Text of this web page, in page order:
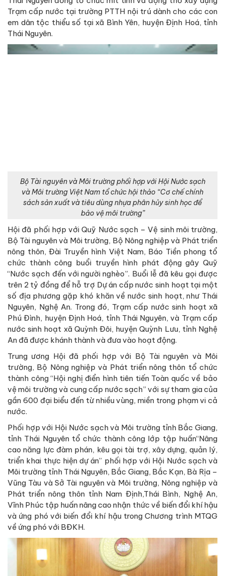
Bộ Tài nguyên và Môi trường phối hợp với Hội Nước sạch
Nguyên, Nghệ An. Trong đó, Trạm cấp nước sinh hoạt xã
Phú Đình, huyện Định Hoá, tỉnh Thái Nguyên, và Trạm cấp
nước sinh hoạt xã Quỳnh Đôi, huyện Quỳnh Lưu, tỉnh Nghệ
An đã được khánh thành và đưa vào hoạt động.
Trung ương Hội đã phối hợp với Bộ Tài nguyên và Môi
trường, Bộ Nông nghiệp và Phát triển nông thôn tổ chức
thành công “Hội nghị điển hình tiên tiến Toàn quốc về bảo
vệ môi trường và cung cấp nước sạch” với sự tham gia của
gần 600 đại biểu đến từ nhiều vùng, miền trong phạm vi cả
nước.
Phối hợp với Hội Nước sạch và Môi trường tỉnh Bắc Giang,
tỉnh Thái Nguyên tổ chức thành công lớp tập huấn“Nâng
cao năng lực đàm phán, kêu gọi tài trợ, xây dựng, quản lý,
triển khai thực hiện dự án’’ phối hợp với Hội Nước sạch và
Môi trường tỉnh Thái Nguyên, Bắc Giang, Bắc Kạn, Bà Rịa –
Vũng Tàu và Sở Tài nguyên và Môi trường, Nông nghiệp và
Phát triển nông thôn tỉnh Nam Định,Thái Bình, Nghệ An,
Vĩnh Phúc tập huấn nâng cao nhận thức về biến đổi khí hậu
và ứng phó với biến đổi khí hậu trong Chương trình MTQG
về ứng phó với BĐKH.
Phó Chủ tịch UBTƯ MTTQ Việt Nam Nguyễn Hữu Dũng
tiếp nhận 71 triệu đồng ủng hộ Quỹ vắc xin phòng Covid-
19 từ Hội Nước sạch và Môi trường Việt Nam